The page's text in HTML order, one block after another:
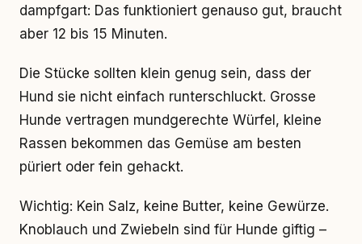
dampfgart: Das funktioniert genauso gut, braucht
aber 12 bis 15 Minuten.
Die Stücke sollten klein genug sein, dass der
Hund sie nicht einfach runterschluckt. Grosse
Hunde vertragen mundgerechte Würfel, kleine
Rassen bekommen das Gemüse am besten
püriert oder fein gehackt.
Wichtig: Kein Salz, keine Butter, keine Gewürze.
Knoblauch und Zwiebeln sind für Hunde giftig –